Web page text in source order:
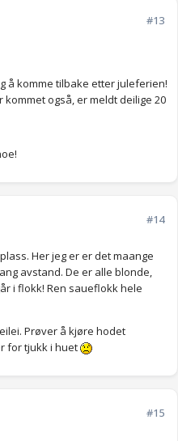
#13
å komme tilbake etter juleferien!
også, er meldt deilige 20
#14
Her jeg er er det maange
avstand. De er alle blonde,
i flokk! Ren saueflokk hele
Prøver å kjøre hodet
for tjukk i huet
#15